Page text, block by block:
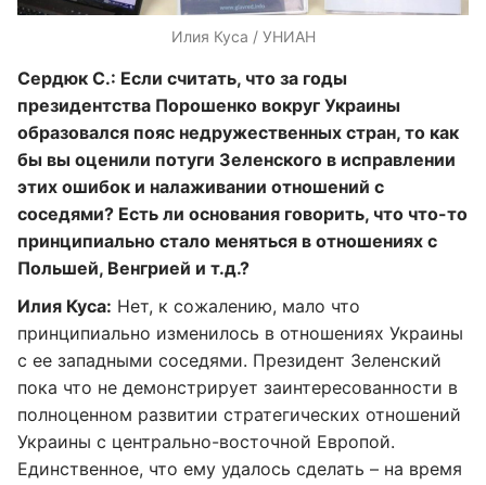
Илия Куса / УНИАН
Сердюк С.: Если считать, что за годы
президентства Порошенко вокруг Украины
образовался пояс недружественных стран, то как
бы вы оценили потуги Зеленского в исправлении
этих ошибок и налаживании отношений с
соседями? Есть ли основания говорить, что что-то
принципиально стало меняться в отношениях с
Польшей, Венгрией и т.д.?
Илия Куса: Нет, к сожалению, мало что
принципиально изменилось в отношениях Украины
с ее западными соседями. Президент Зеленский
пока что не демонстрирует заинтересованности в
полноценном развитии стратегических отношений
Украины с центрально-восточной Европой.
Единственное, что ему удалось сделать – на время